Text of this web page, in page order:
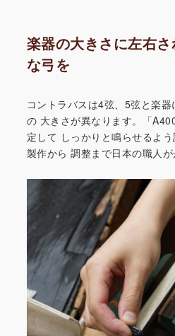
楽器の大きさに左右
な弓を
コントラバスは4弦、5弦と楽
の 大きさが異なります。「
定して しっかりと鳴らせるよ
製作から 調整まで日本の職人が